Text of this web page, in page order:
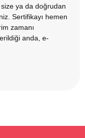
ya da doğrudan
Sertifikayı hemen
zamanı
anda, e-